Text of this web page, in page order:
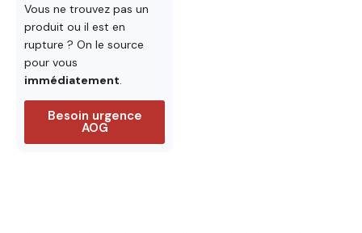
Vous ne trouvez pas un
produit ou il est en
rupture ? On le source
pour vous
immédiatement.
Besoin urgence
AOG